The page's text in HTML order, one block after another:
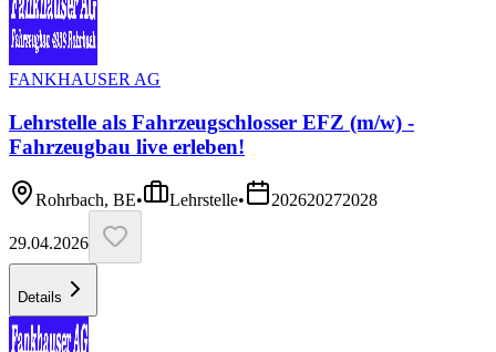
FANKHAUSER AG
Lehrstelle als Fahrzeugschlosser EFZ (m/w) -
Fahrzeugbau live erleben!
Rohrbach, BE• Lehrstelle• 202620272028
29.04.2026
Details